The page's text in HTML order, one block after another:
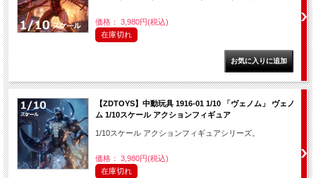
価格： 3,980円(税込)
在庫切れ
【ZDTOYS】中動玩具 1916-01 1/10 「ヴェノム」 ヴェノ
ム 1/10スケール アクションフィギュア
1/10スケール アクションフィギュアシリーズ。
価格： 3,980円(税込)
在庫切れ